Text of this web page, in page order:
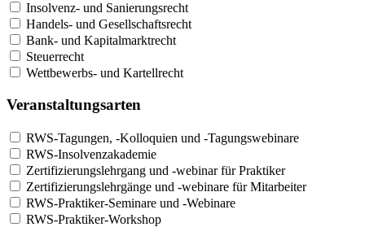
Insolvenz- und Sanierungsrecht
Handels- und Gesellschaftsrecht
Bank- und Kapitalmarktrecht
Steuerrecht
Wettbewerbs- und Kartellrecht
Veranstaltungsarten
RWS-Tagungen, -Kolloquien und -Tagungswebinare
RWS-Insolvenzakademie
Zertifizierungslehrgang und -webinar für Praktiker
Zertifizierungslehrgänge und -webinare für Mitarbeiter
RWS-Praktiker-Seminare und -Webinare
RWS-Praktiker-Workshop